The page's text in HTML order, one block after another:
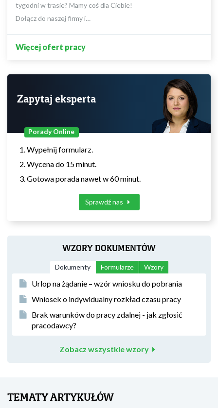
tygodni w trasie? Mamy coś dla Ciebie!
Dołącz do naszej firmy i…
Więcej ofert pracy
Zapytaj eksperta
Porady Online
Wypełnij formularz.
Wycena do 15 minut.
Gotowa porada nawet w 60 minut.
Sprawdź nas
WZORY DOKUMENTÓW
Dokumenty Formularze Wzory
Urlop na żądanie – wzór wniosku do pobrania
Wniosek o indywidualny rozkład czasu pracy
Brak warunków do pracy zdalnej - jak zgłosić
pracodawcy?
Zobacz wszystkie wzory
TEMATY ARTYKUŁÓW